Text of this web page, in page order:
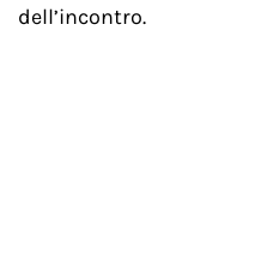
dell’incontro.